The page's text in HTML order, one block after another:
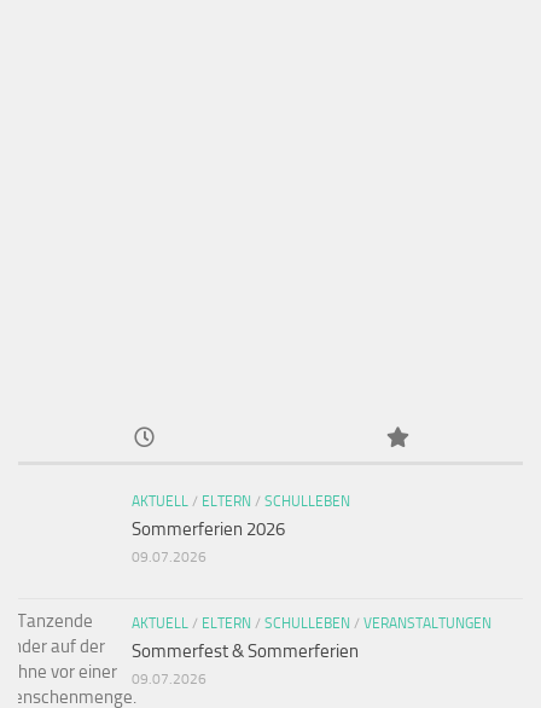
AKTUELL / ELTERN / SCHULLEBEN
Sommerferien 2026
09.07.2026
AKTUELL / ELTERN / SCHULLEBEN / VERANSTALTUNGEN
Sommerfest & Sommerferien
09.07.2026